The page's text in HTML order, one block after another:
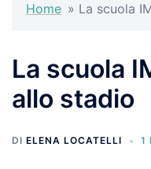
Home » La scuola
La scuola
allo stadio
DI ELENA LOCATELLI 1